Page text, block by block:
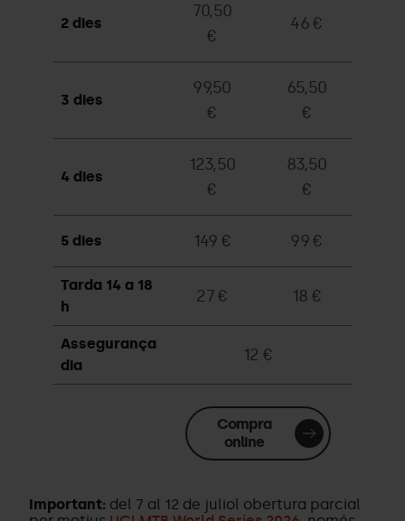
2 dies
70,50
€
46 €
3 dies
99,50
€
65,50
€
4 dies
123,50
€
83,50
€
5 dies 149 € 99 €
Tarda 14 a 18
h
27 € 18 €
Assegurança
dia
12 €
Compra
online
Important: del 7 al 12 de juliol obertura parcial